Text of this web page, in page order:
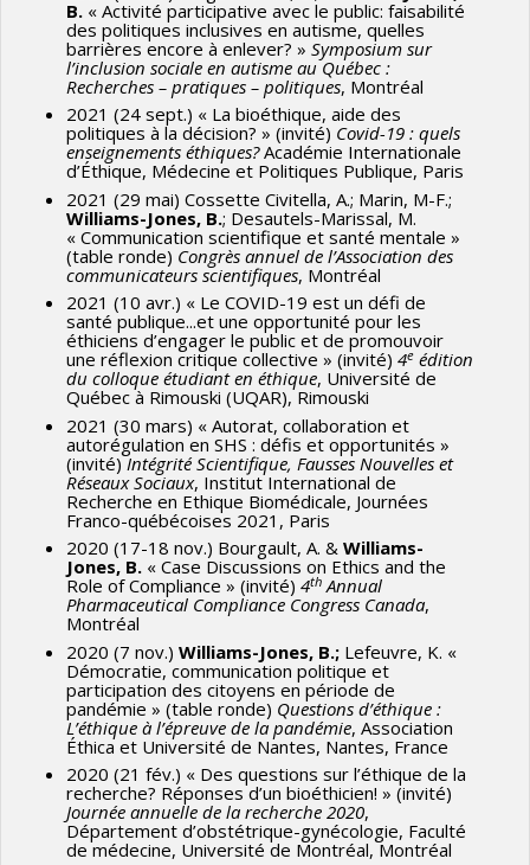
B. « Activité participative avec le public: faisabilité
des politiques inclusives en autisme, quelles
barrières encore à enlever? » Symposium sur
l’inclusion sociale en autisme au Québec :
Recherches – pratiques – politiques, Montréal
2021 (24 sept.) « La bioéthique, aide des
politiques à la décision? » (invité) Covid-19 : quels
enseignements éthiques?Académie Internationale
d’Éthique, Médecine et Politiques Publique, Paris
2021 (29 mai) Cossette Civitella, A.; Marin, M-F.;
Williams-Jones, B.; Desautels-Marissal, M.
« Communication scientifique et santé mentale »
(table ronde) Congrès annuel de l’Association des
communicateurs scientifiques, Montréal
2021 (10 avr.) « Le COVID-19 est un défi de
santé publique...et une opportunité pour les
éthiciens d’engager le public et de promouvoir
une réflexion critique collective » (invité) 4e édition
du colloque étudiant en éthique, Université de
Québec à Rimouski (UQAR), Rimouski
2021 (30 mars) « Autorat, collaboration et
autorégulation en SHS : défis et opportunités »
(invité)Intégrité Scientifique, Fausses Nouvelles et
Réseaux Sociaux, Institut International de
Recherche en Ethique Biomédicale, Journées
Franco-québécoises 2021, Paris
2020 (17-18 nov.) Bourgault, A. & Williams-
Jones, B. « Case Discussions on Ethics and the
Role of Compliance » (invité) 4th Annual
Pharmaceutical Compliance Congress Canada,
Montréal
2020 (7 nov.) Williams-Jones, B.; Lefeuvre, K. «
Démocratie, communication politique et
participation des citoyens en période de
pandémie » (table ronde) Questions d’éthique :
L’éthique à l’épreuve de la pandémie, Association
Éthica et Université de Nantes, Nantes, France
2020 (21 fév.) « Des questions sur l’éthique de la
recherche? Réponses d’un bioéthicien! » (invité)
Journée annuelle de la recherche 2020,
Département d’obstétrique-gynécologie, Faculté
de médecine, Université de Montréal, Montréal